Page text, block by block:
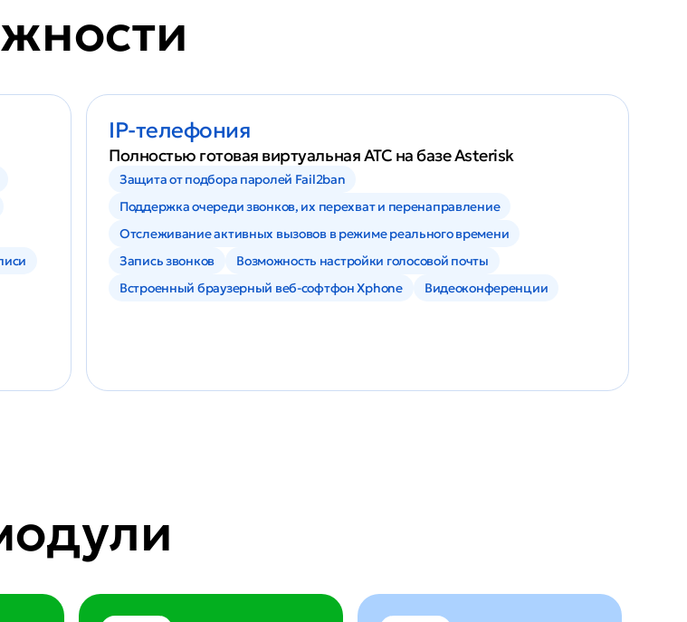
IP-телефония
Полностью готовая виртуальная АТС на базе Asterisk
Защита от подбора паролей Fail2ban
Поддержка очереди звонков, их перехват и перенаправление
Отслеживание активных вызовов в режиме реального времени
Запись звонков
Возможность настройки голосовой почты
Встроенный браузерный веб-софтфон Xphone
Видеоконференции